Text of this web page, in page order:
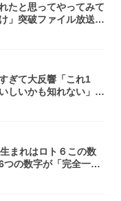
たと思ってやってみて
」突破ファイル放送で
ぎて大反響「これ1
しいかも知れない」
まれはロト６この数
つの数字が「完全一